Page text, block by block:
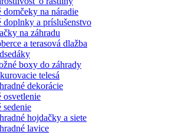
domčeky na náradie
doplnky a príslušenstvo
na záhradu
a terasová dlažba
boxy do záhrady
telesá
dekorácie
osvetlenie
sedenie
hojdačky a siete
lavice